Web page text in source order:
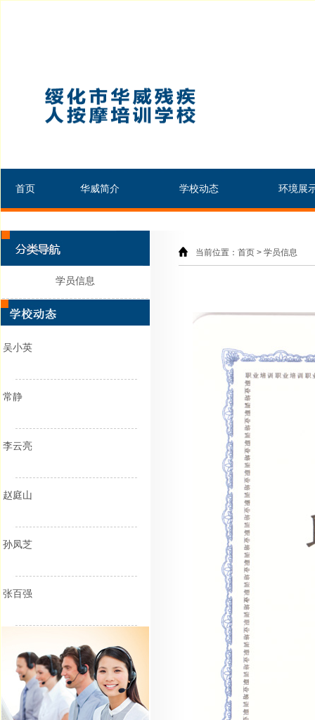
首页 华威简介 学校动态 环境展
学员信息
吴小英
常静
李云亮
赵庭山
孙凤芝
张百强
当前位置：首页 > 学员信息